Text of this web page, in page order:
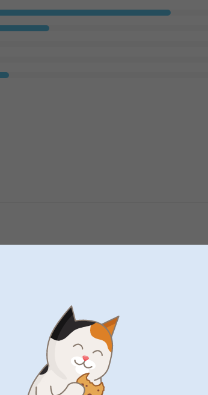
Det glädjer oss att du är nöjd med din beställning.